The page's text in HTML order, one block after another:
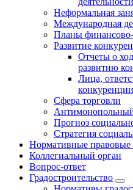
Неформальная
Международная
Планы финансово-
Развитие
Отчеты о
развитию
Лица,
конкуренции
Сфера торговли
Прогноз
Стратегия
Нормативные правовые
Коллегиальный орган
Вопрос-ответ
Градостроительство